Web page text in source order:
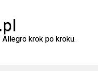
krok po kroku.